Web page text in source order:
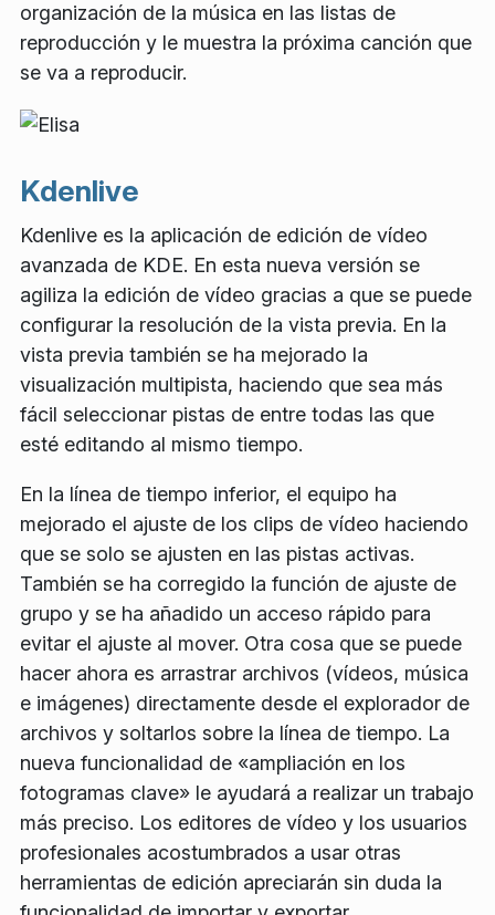
organización de la música en las listas de
reproducción y le muestra la próxima canción que
se va a reproducir.
Kdenlive
Kdenlive es la aplicación de edición de vídeo
avanzada de KDE. En esta nueva versión se
agiliza la edición de vídeo gracias a que se puede
configurar la resolución de la vista previa. En la
vista previa también se ha mejorado la
visualización multipista, haciendo que sea más
fácil seleccionar pistas de entre todas las que
esté editando al mismo tiempo.
En la línea de tiempo inferior, el equipo ha
mejorado el ajuste de los clips de vídeo haciendo
que se solo se ajusten en las pistas activas.
También se ha corregido la función de ajuste de
grupo y se ha añadido un acceso rápido para
evitar el ajuste al mover. Otra cosa que se puede
hacer ahora es arrastrar archivos (vídeos, música
e imágenes) directamente desde el explorador de
archivos y soltarlos sobre la línea de tiempo. La
nueva funcionalidad de «ampliación en los
fotogramas clave» le ayudará a realizar un trabajo
más preciso. Los editores de vídeo y los usuarios
profesionales acostumbrados a usar otras
herramientas de edición apreciarán sin duda la